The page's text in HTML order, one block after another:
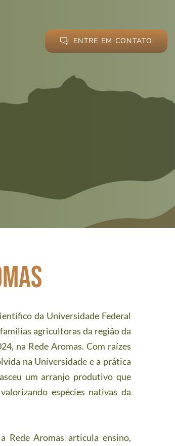
ENTRE EM CONTATO
da Universidade Federal
agricultoras da região da
na Rede Aromas. Com raízes
na Universidade e a prática
um arranjo produtivo que
espécies nativas da
Rede Aromas articula ensino,